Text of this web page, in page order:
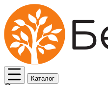
Каталог